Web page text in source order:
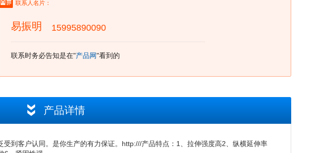
联系人名片：
易振明 15995890090
联系时务必告知是在"产品网"看到的
产品详情
受到客户认同。是你生产的有力保证。 http:///产品特点：1、拉伸强度高2、纵横延伸率